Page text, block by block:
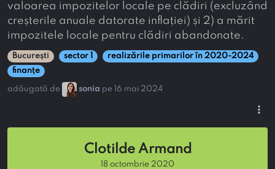
valoarea impozitelor locale pe clădiri (excluzând
creșterile anuale datorate inflației) și 2) a mărit
impozitele locale pentru clădiri abandonate.
București sector 1
realizările primarilor în 2020-2024
finanțe
adăugată de sonia pe 16 mai 2024
more_vert
Clotilde Armand
18 octombrie 2020